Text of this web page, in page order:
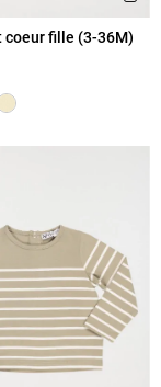
coeur fille (3-36M)